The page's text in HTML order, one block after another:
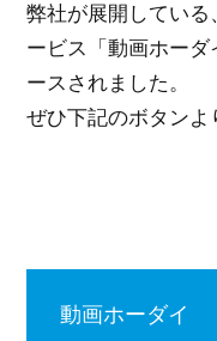
弊社が展開してい
ービス「動画ホーダ
ースされました。
ぜひ下記のボタンよ
動画ホーダイ